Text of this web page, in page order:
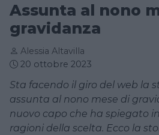
Assunta al nono
gravidanza
Alessia Altavilla
20 ottobre 2023
Sta facendo il giro del web la
assunta al nono mese di
nuovo capo che ha spiegato
ragioni della scelta. Ecco la